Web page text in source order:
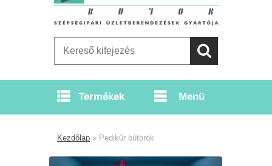
Menü
Kezdőlap » Pedikűr bútorok